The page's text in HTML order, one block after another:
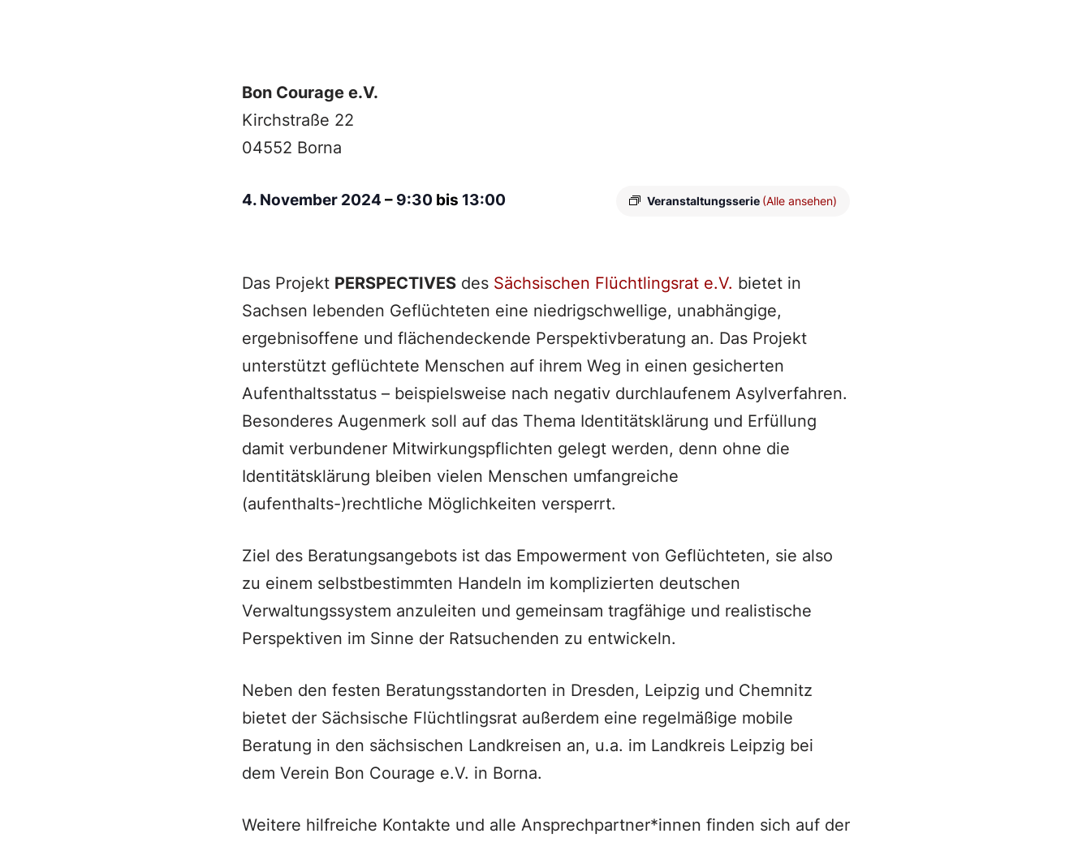
Bon Courage e.V.
Kirchstraße 22
04552 Borna
Veranstaltungsserie (Alle ansehen)
4. November 2024 – 9:30 bis 13:00
Das Projekt PERSPECTIVESdes Sächsischen Flüchtlingsrat e.V. bietet in
Sachsen lebenden Geflüchteten eine niedrigschwellige, unabhängige,
ergebnisoffene und flächendeckende Perspektivberatung an. Das Projekt
unterstützt geflüchtete Menschen auf ihrem Weg in einen gesicherten
Aufenthaltsstatus – beispielsweise nach negativ durchlaufenem Asylverfahren.
Besonderes Augenmerk soll auf das Thema Identitätsklärung und Erfüllung
damit verbundener Mitwirkungspflichten gelegt werden, denn ohne die
Identitätsklärung bleiben vielen Menschen umfangreiche
(aufenthalts-)rechtliche Möglichkeiten versperrt.
Ziel des Beratungsangebots ist das Empowerment von Geflüchteten, sie also
zu einem selbstbestimmten Handeln im komplizierten deutschen
Verwaltungssystem anzuleiten und gemeinsam tragfähige und realistische
Perspektiven im Sinne der Ratsuchenden zu entwickeln.
Neben den festen Beratungsstandorten in Dresden, Leipzig und Chemnitz
bietet der Sächsische Flüchtlingsrat außerdem eine regelmäßige mobile
Beratung in den sächsischen Landkreisen an, u.a. im Landkreis Leipzig bei
dem Verein Bon Courage e.V. in Borna.
Weitere hilfreiche Kontakte und alle Ansprechpartner*innen finden sich auf der